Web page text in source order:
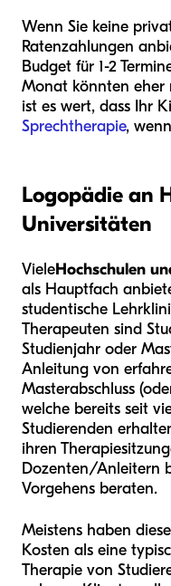
Wenn Sie keine
Ratenzahlungen
Budget für 1-2
Monat könnten eher
ist es wert, dass Ihr
Sprechtherapie,
Logopädie an
Universitäten
VieleHochschulen
als Hauptfach
studentische
Therapeuten sind
Studienjahr oder
Anleitung von
Masterabschluss
welche bereits seit
Studierenden
ihren
Dozenten/Anleitern
Vorgehens beraten.
Meistens haben
Kosten als eine
Therapie von